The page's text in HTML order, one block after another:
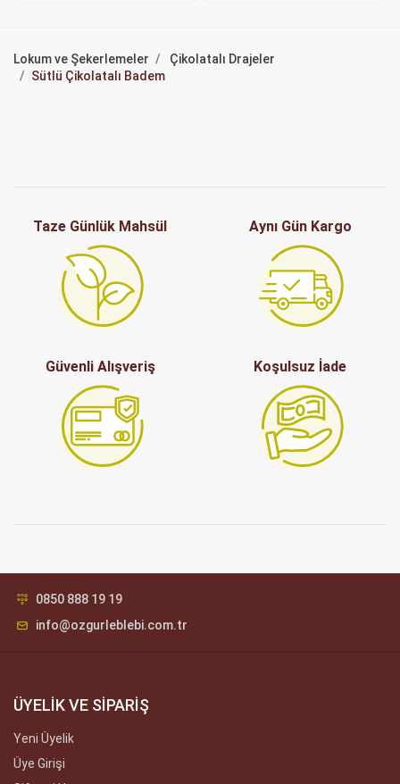
Lokum ve Şekerlemeler
Çikolatalı Drajeler
Sütlü Çikolatalı Badem
Taze Günlük Mahsül Aynı Gün Kargo
Güvenli Alışveriş Koşulsuz İade
0850 888 19 19
info@ozgurleblebi.com.tr
ÜYELİK VE SİPARİŞ
Yeni Üyelik
Üye Girişi